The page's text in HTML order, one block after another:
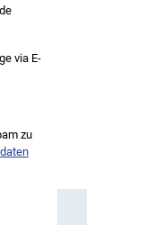
via E-
zu